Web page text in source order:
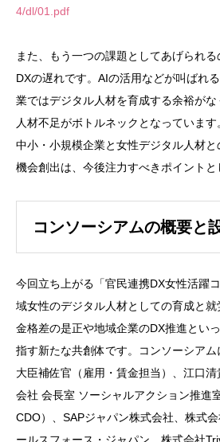
4/dl/01.pdf
また、もう一つの課題としてあげられ
DXの遅れです。AIの活用などが叫ばれ
業ではデジタル人材を育成する余裕が
人材不足がボトルネックとなっていま
中小・小規模企業と女性デジタル人材
機会創出は、今後注力すべきポイントと
コンソーシアムの概要と
今回立ち上がる「官民連携DX女性活躍
域女性のデジタル人材としての育成と
金格差の是正や地域企業のDX推進とい
指す新たな共創体です。コンソーシア
大臣補佐官（雇用・賃金担当）、江口
会社 会長室 ソーシャルアクション推進
CDO）、SAPジャパン株式会社、株式